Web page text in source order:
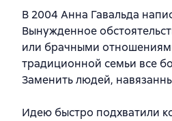
В 2004 Анна Гавальда
Вынужденное
или брачными
традиционной семьи все
Заменить людей,
Идею быстро подхватили